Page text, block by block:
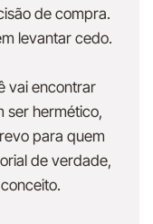
de compra.
levantar cedo.
vai encontrar
ser hermético,
para quem
de verdade,